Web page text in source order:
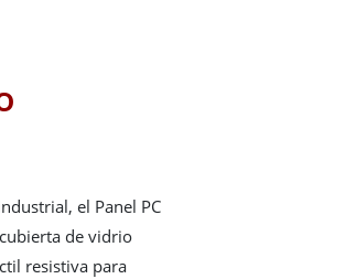
el Panel PC
de vidrio
resistiva para